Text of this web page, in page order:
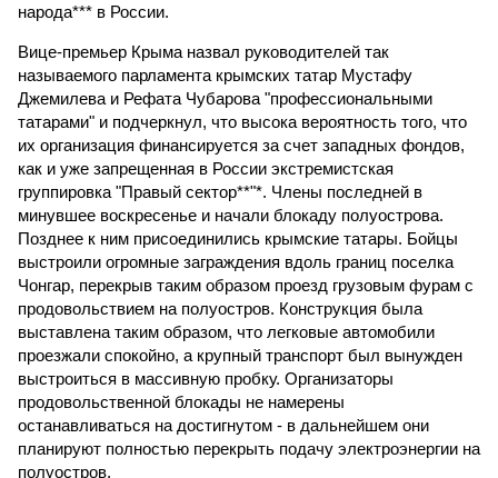
народа*** в России.
Вице-премьер Крыма назвал руководителей так
называемого парламента крымских татар Мустафу
Джемилева и Рефата Чубарова "профессиональными
татарами" и подчеркнул, что высока вероятность того, что
их организация финансируется за счет западных фондов,
как и уже запрещенная в России экстремистская
группировка "Правый сектор**"*. Члены последней в
минувшее воскресенье и начали блокаду полуострова.
Позднее к ним присоединились крымские татары. Бойцы
выстроили огромные заграждения вдоль границ поселка
Чонгар, перекрыв таким образом проезд грузовым фурам с
продовольствием на полуостров. Конструкция была
выставлена таким образом, что легковые автомобили
проезжали спокойно, а крупный транспорт был вынужден
выстроиться в массивную пробку. Организаторы
продовольственной блокады не намерены
останавливаться на достигнутом - в дальнейшем они
планируют полностью перекрыть подачу электроэнергии на
полуостров.